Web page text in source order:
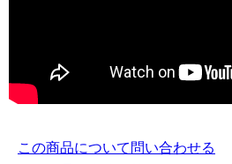
この商品について問い合わせる